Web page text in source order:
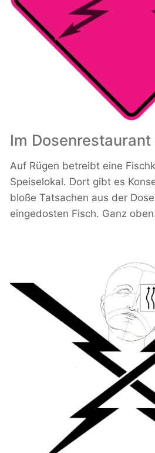
Im Dosenrestaurant
Auf Rügen betreibt eine
Speiselokal. Dort gibt es
bloße Tatsachen aus der
eingedosten Fisch. Ganz